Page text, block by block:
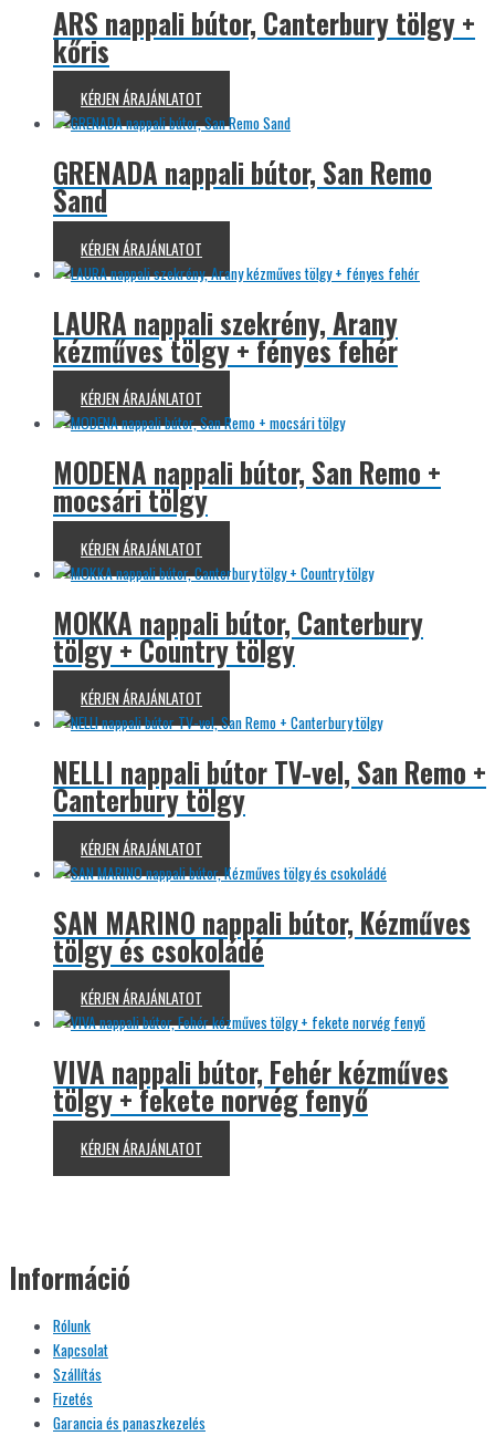
ARS nappali bútor, Canterbury tölgy +
kőris
KÉRJEN ÁRAJÁNLATOT
GRENADA nappali bútor, San Remo
Sand
KÉRJEN ÁRAJÁNLATOT
LAURA nappali szekrény, Arany
kézműves tölgy + fényes fehér
KÉRJEN ÁRAJÁNLATOT
MODENA nappali bútor, San Remo +
mocsári tölgy
KÉRJEN ÁRAJÁNLATOT
MOKKA nappali bútor, Canterbury
tölgy + Country tölgy
KÉRJEN ÁRAJÁNLATOT
NELLI nappali bútor TV-vel, San Remo +
Canterbury tölgy
KÉRJEN ÁRAJÁNLATOT
SAN MARINO nappali bútor, Kézműves
tölgy és csokoládé
KÉRJEN ÁRAJÁNLATOT
VIVA nappali bútor, Fehér kézműves
tölgy + fekete norvég fenyő
KÉRJEN ÁRAJÁNLATOT
Információ
Rólunk
Kapcsolat
Szállítás
Fizetés
Garancia és panaszkezelés